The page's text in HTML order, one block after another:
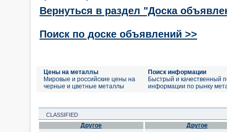
Вернуться в раздел "Доска
Поиск по доске объявлений >>
Цены на металлы
Мировые и российские цены на
черные и цветные металлы
Поиск информации
Быстрый и качественный
информации по рынку
CLASSIFIED
Другое Другое